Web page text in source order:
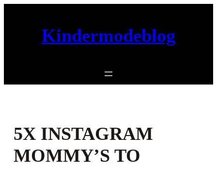
Kindermodeblog
5X INSTAGRAM
MOMMY’S TO